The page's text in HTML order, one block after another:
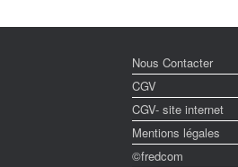
Nous Contacter
CGV
CGV- site internet
Mentions légales
©fredcom